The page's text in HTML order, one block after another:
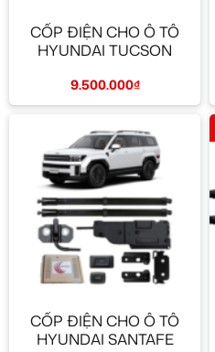
CỐP ĐIỆN CHO Ô TÔ
HYUNDAI TUCSON
9.500.000₫
CỐP ĐIỆN CHO Ô TÔ
HYUNDAI SANTAFE